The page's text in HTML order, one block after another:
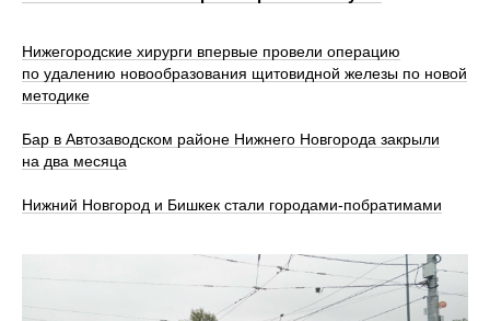
Нижегородские хирурги впервые провели операцию
по удалению новообразования щитовидной железы по новой
методике
Бар в Автозаводском районе Нижнего Новгорода закрыли
на два месяца
Нижний Новгород и Бишкек стали городами-побратимами